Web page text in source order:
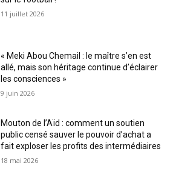
11 juillet 2026
« Meki Abou Chemail : le maître s’en est
allé, mais son héritage continue d’éclairer
les consciences »
9 juin 2026
Mouton de l’Aïd : comment un soutien
public censé sauver le pouvoir d’achat a
fait exploser les profits des intermédiaires
18 mai 2026